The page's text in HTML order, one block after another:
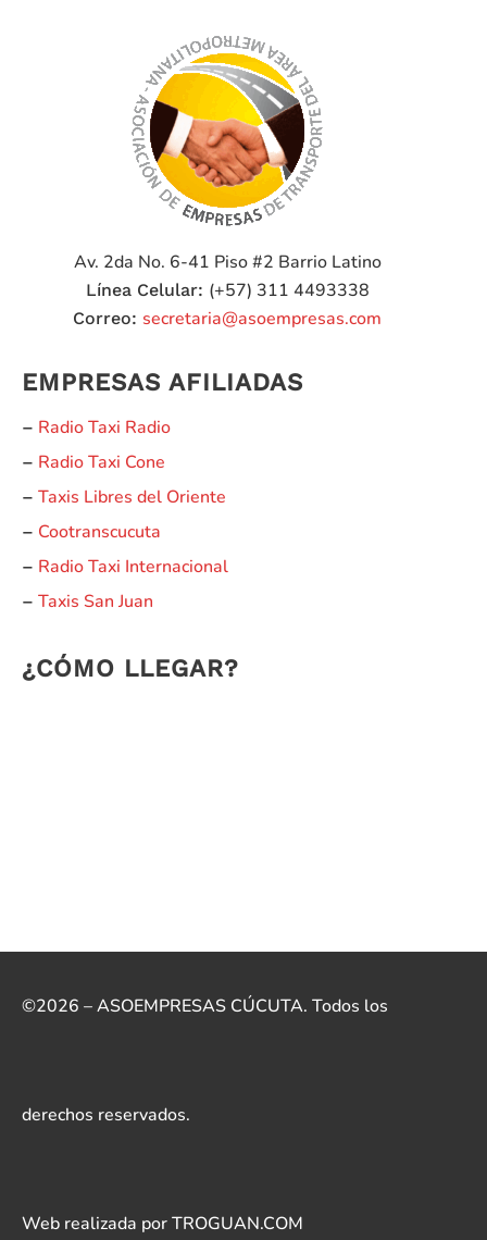
Av. 2da No. 6-41 Piso #2 Barrio Latino
Línea Celular: (+57) 311 4493338
Correo: secretaria@asoempresas.com
EMPRESAS AFILIADAS
– Radio Taxi Radio
– Radio Taxi Cone
– Taxis Libres del Oriente
– Cootranscucuta
– Radio Taxi Internacional
– Taxis San Juan
¿CÓMO LLEGAR?
©2026 – ASOEMPRESAS CÚCUTA. Todos los
derechos reservados.
Web realizada por TROGUAN.COM